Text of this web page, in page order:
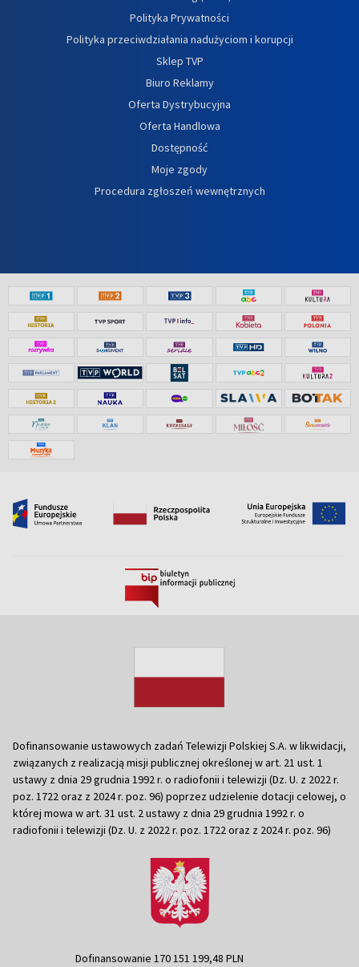
Polityka Prywatności
Polityka przeciwdziałania nadużyciom i korupcji
Sklep TVP
Biuro Reklamy
Oferta Dystrybucyjna
Oferta Handlowa
Dostępność
Moje zgody
Procedura zgłoszeń wewnętrznych
Dofinansowanie ustawowych zadań Telewizji Polskiej S.A. w likwidacji,
związanych z realizacją misji publicznej określonej w art. 21 ust. 1
ustawy z dnia 29 grudnia 1992 r. o radiofonii i telewizji (Dz. U. z 2022 r.
poz. 1722 oraz z 2024 r. poz. 96) poprzez udzielenie dotacji celowej, o
której mowa w art. 31 ust. 2 ustawy z dnia 29 grudnia 1992 r. o
radiofonii i telewizji (Dz. U. z 2022 r. poz. 1722 oraz z 2024 r. poz. 96)
Dofinansowanie 170 151 199,48 PLN